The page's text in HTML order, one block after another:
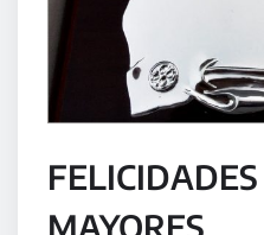
MAYORES